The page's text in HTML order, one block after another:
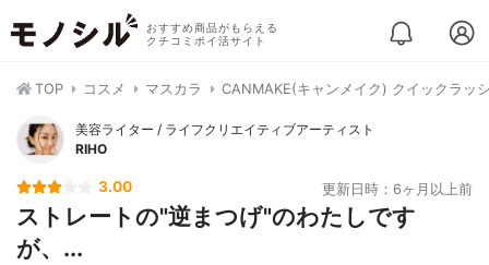
おすすめ商品がもらえる
クチコミポイ活サイト
TOP コスメ マスカラ CANMAKE(キャンメイク) クイックラッ
美容ライター / ライフクリエイティブアーティスト
RIHO
3.00 更新日時：6ヶ月以上前
ストレートの"逆まつげ"のわたしです
が、...